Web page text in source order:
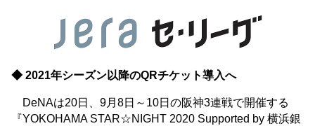
◆ 2021年シーズン以降のQRチケット導入へ
DeNAは20日、9月8日～10日の阪神3連戦で開催する
『YOKOHAMA STAR☆NIGHT 2020 Supported by 横浜銀